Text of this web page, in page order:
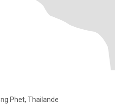
Phet, Thailande